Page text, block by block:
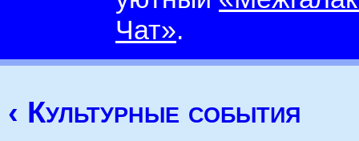
Чат».
‹ Культурные события